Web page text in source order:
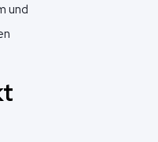
und